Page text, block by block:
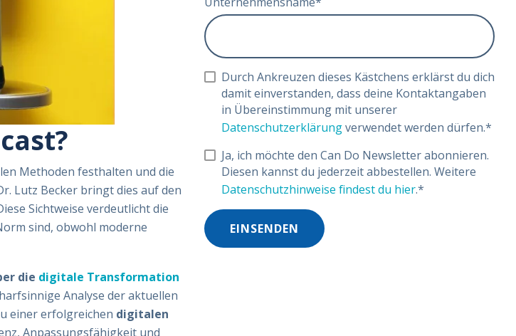
Methoden festhalten und die
Lutz Becker bringt dies auf den
Sichtweise verdeutlicht die
sind, obwohl moderne
die digitale Transformation
Analyse der aktuellen
einer erfolgreichen digitalen
Anpassungsfähigkeit und
Durch Ankreuzen dieses Kästchens erklärst du dich
damit einverstanden, dass deine Kontaktangaben
in Übereinstimmung mit unserer
Datenschutzerklärungverwendet werden dürfen.*
Ja, ich möchte den Can Do Newsletter abonnieren.
Diesen kannst du jederzeit abbestellen. Weitere
Datenschutzhinweise findest du hier.*